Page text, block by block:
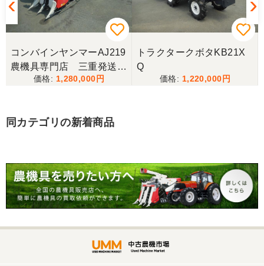
香川県／西川忠洋
丁寧な対応をしていただき計量選別機を無事持ち帰
ることができました。今年の籾摺り時に旧機が故障
し、修理の目途が無い中、手頃な価格の本機を見つ
けることが出来て大満足です。リンスクさんありが
械の説明をしていただき感謝しています。 そして、
この度無事に稲刈りを行い、終了しました。 農機リ
ンクスさん、ありがとうございました。
コンバインヤンマーAJ219
農機具専門店 三重発送整
備済み
1,280,000
トラクタークボタKB21X
Q
1,220,000
同カテゴリの新着商品